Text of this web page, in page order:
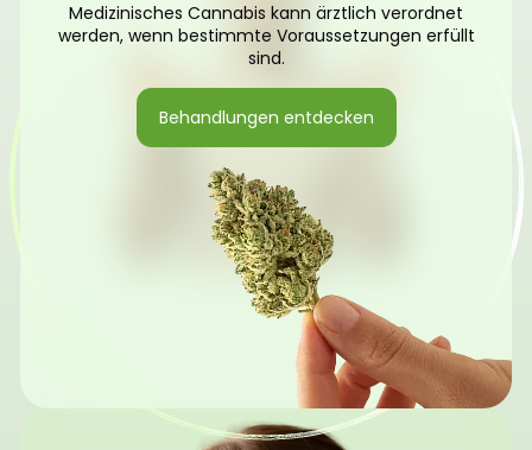
Medizinisches Cannabis kann ärztlich verordnet
werden, wenn bestimmte Voraussetzungen erfüllt
sind.
Behandlungen entdecken